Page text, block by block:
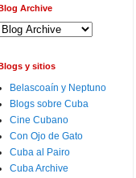
Archive
y sitios
Belascoaín y Neptuno
Blogs sobre Cuba
Cine Cubano
Con Ojo de Gato
Cuba al Pairo
Cuba Archive